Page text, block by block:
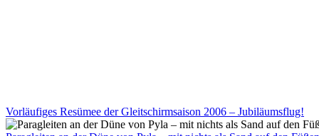
Vorläufiges Resümee der Gleitschirmsaison 2006 – Jubiläumsflug!